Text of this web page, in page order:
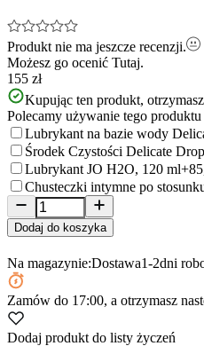
Produkt nie ma jeszcze recenzji.
Możesz go ocenić Tutaj.
155 zł
Kupując ten produkt, otrzymasz
Polecamy używanie tego produktu
Lubrykant na bazie wody
Środek Czystości Delicate
Lubrykant JO H2O, 120 ml
Chusteczki intymne po
Dodaj do koszyka
Na magazynie:Dostawa1-2dni
Zamów do 17:00, a otrzymasz
Dodaj produkt do listy życzeń